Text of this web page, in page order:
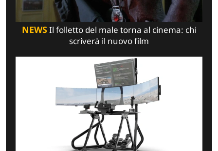
NEWSIl folletto del male torna al cinema: chi
scriverà il nuovo film